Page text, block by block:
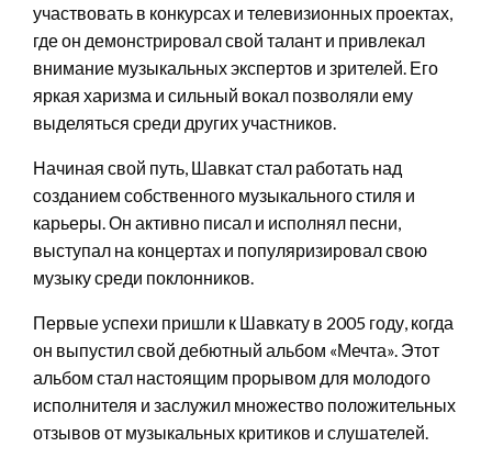
участвовать в конкурсах и телевизионных проектах,
где он демонстрировал свой талант и привлекал
внимание музыкальных экспертов и зрителей. Его
яркая харизма и сильный вокал позволяли ему
выделяться среди других участников.
Начиная свой путь, Шавкат стал работать над
созданием собственного музыкального стиля и
карьеры. Он активно писал и исполнял песни,
выступал на концертах и популяризировал свою
музыку среди поклонников.
Первые успехи пришли к Шавкату в 2005 году, когда
он выпустил свой дебютный альбом «Мечта». Этот
альбом стал настоящим прорывом для молодого
исполнителя и заслужил множество положительных
отзывов от музыкальных критиков и слушателей.